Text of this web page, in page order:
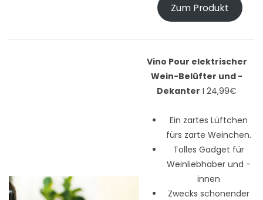
Zum Produkt
Vino Pour elektrischer
Wein-Belüfter und -
Dekanter I 24,99€
Ein zartes Lüftchen
fürs zarte Weinchen.
Tolles Gadget für
Weinliebhaber und -
innen
Zwecks schonender